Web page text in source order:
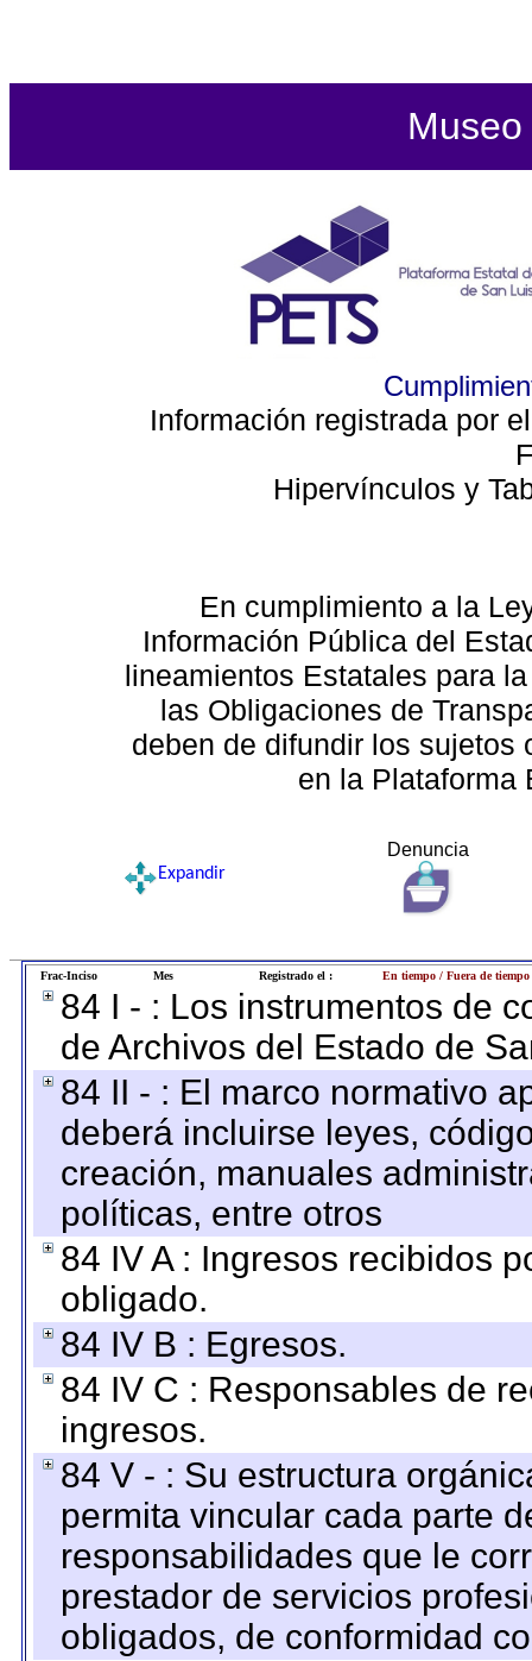
Información registrada por
Hipervínculos y
En cumplimiento a la
Información Pública del
lineamientos Estatales para
las Obligaciones de
deben de difundir los sujetos
en la Plataforma
Denuncia
Expandir
Frac-Inciso Mes Registrado el : En tiempo / Fuera de tiempo
84 I - : Los instrumentos de
de Archivos del Estado de
84 II - : El marco normativo
deberá incluirse leyes,
creación, manuales
políticas, entre otros
84 IV A : Ingresos recibidos
obligado.
84 IV B : Egresos.
84 IV C : Responsables de
ingresos.
84 V - : Su estructura
permita vincular cada parte
responsabilidades que le
prestador de servicios
obligados, de conformidad